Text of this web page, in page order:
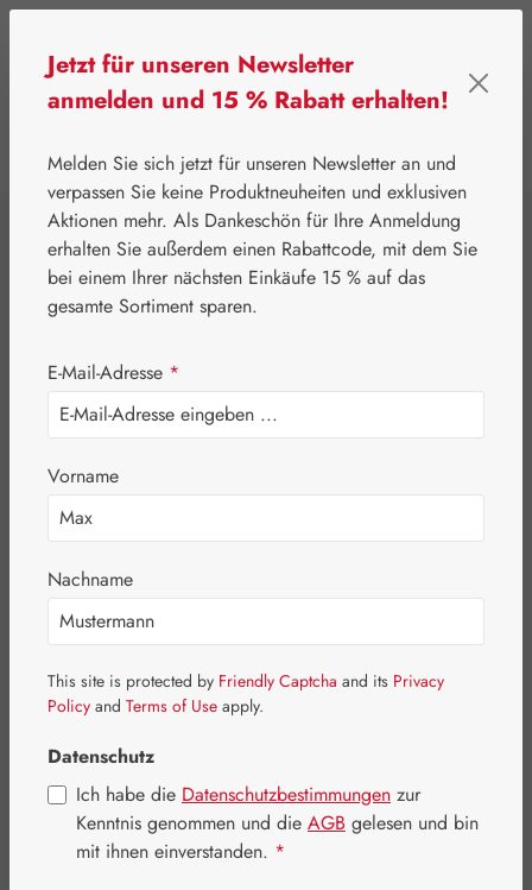
⌂ Gall Pharma Pflanzliche Produkte
Camu Camu 500
mg GPH Kapseln
Bildergalerie überspringen
Jetzt für unseren Newsletter
anmelden und 15 % Rabatt erhalten!
Melden Sie sich jetzt für unseren Newsletter an und
verpassen Sie keine Produktneuheiten und exklusiven
Aktionen mehr. Als Dankeschön für Ihre Anmeldung
erhalten Sie außerdem einen Rabattcode, mit dem Sie
bei einem Ihrer nächsten Einkäufe 15 % auf das
gesamte Sortiment sparen.
E-Mail-Adresse *
Vorname
Nachname
This site is protected by Friendly Captcha and its Privacy
Policy and Terms of Use apply.
Datenschutz
Ich habe die Datenschutzbestimmungen zur
Kenntnis genommen und die AGB gelesen und bin
mit ihnen einverstanden. *